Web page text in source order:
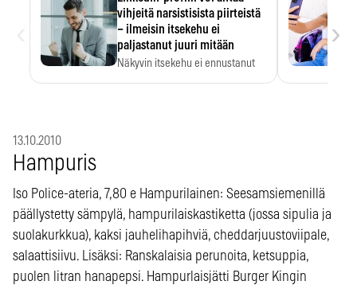
vihjeitä narsistisista piirteistä
– ilmeisin itsekehu ei
paljastanut juuri mitään
Näkyvin itsekehu ei ennustanut
›
13.10.2010
Hampuris
Iso Police-ateria, 7,80 e Hampurilainen: Seesamsiemenillä
päällystetty sämpylä, hampurilaiskastiketta (jossa sipulia ja
suolakurkkua), kaksi jauhelihapihviä, cheddarjuustoviipale,
salaattisiivu. Lisäksi: Ranskalaisia perunoita, ketsuppia,
puolen litran hanapepsi. Hampurlaisjätti Burger Kingin